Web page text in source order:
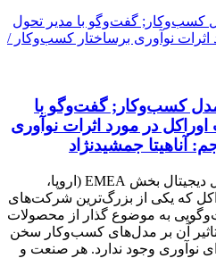
کسب‌و‌کار; گفت‌وگو با
در مورد اثرات نوآوری
آناهیتا جمشیدنژاد
مایکل بدنار- برندت، رئیس تحول دیجیتال بخش EMEA (اروپا،
که یکی از بزرگ‌ترین شرکت‌های
به موضوع گذار از محصولات
آن بر مدل‌های کسب‌و‌کار سخن
نوآوری وجود ندارد. هر صنعت و